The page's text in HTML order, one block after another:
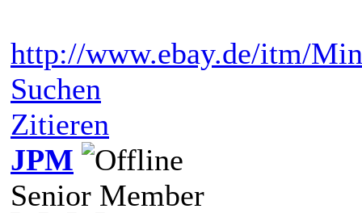
http://www.ebay.de/itm/
Suchen
Zitieren
JPM
Senior Member